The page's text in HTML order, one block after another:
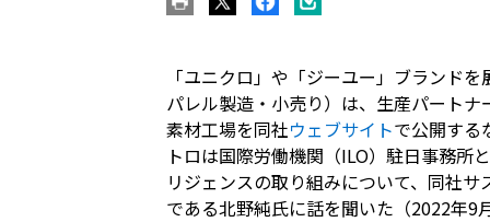
「ユニクロ」や「ジーユー」ブランド
パレル製造・小売り）は、生産パート
素材工場を同社ウェブサイトで公開する
トロは国際労働機関（ILO）駐日事務所
リジェンスの取り組みについて、同社
である北野純氏に話を聞いた（2022年9